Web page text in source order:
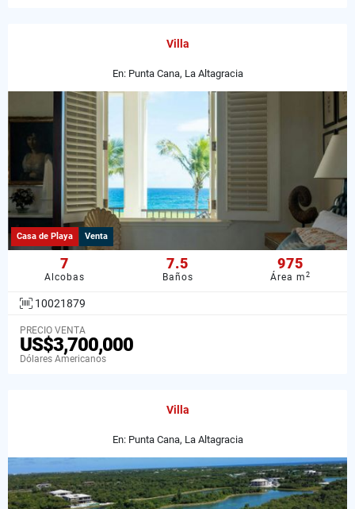
Villa
En: Punta Cana, La Altagracia
Casa de Playa Venta
7
Alcobas
7.5
Baños
975
Área m2
10021879
PRECIO VENTA
US$3,700,000
Dólares Americanos
Villa
En: Punta Cana, La Altagracia